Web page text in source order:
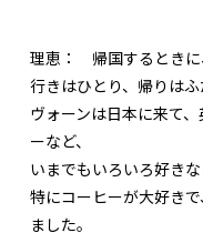
理恵： 帰国するとき
行きはひとり、帰りはふ
ヴォーンは日本に来て
ーなど、
いまでもいろいろ好きな
特にコーヒーが大好き
ました。